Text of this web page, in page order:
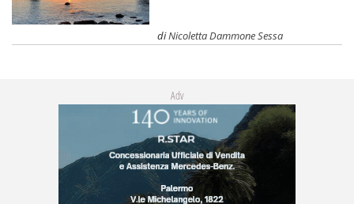
diNicoletta Dammone Sessa
Adv